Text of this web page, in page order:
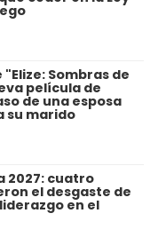
Sombras de
película de
de una esposa
su marido
2027: cuatro
el desgaste de
en el